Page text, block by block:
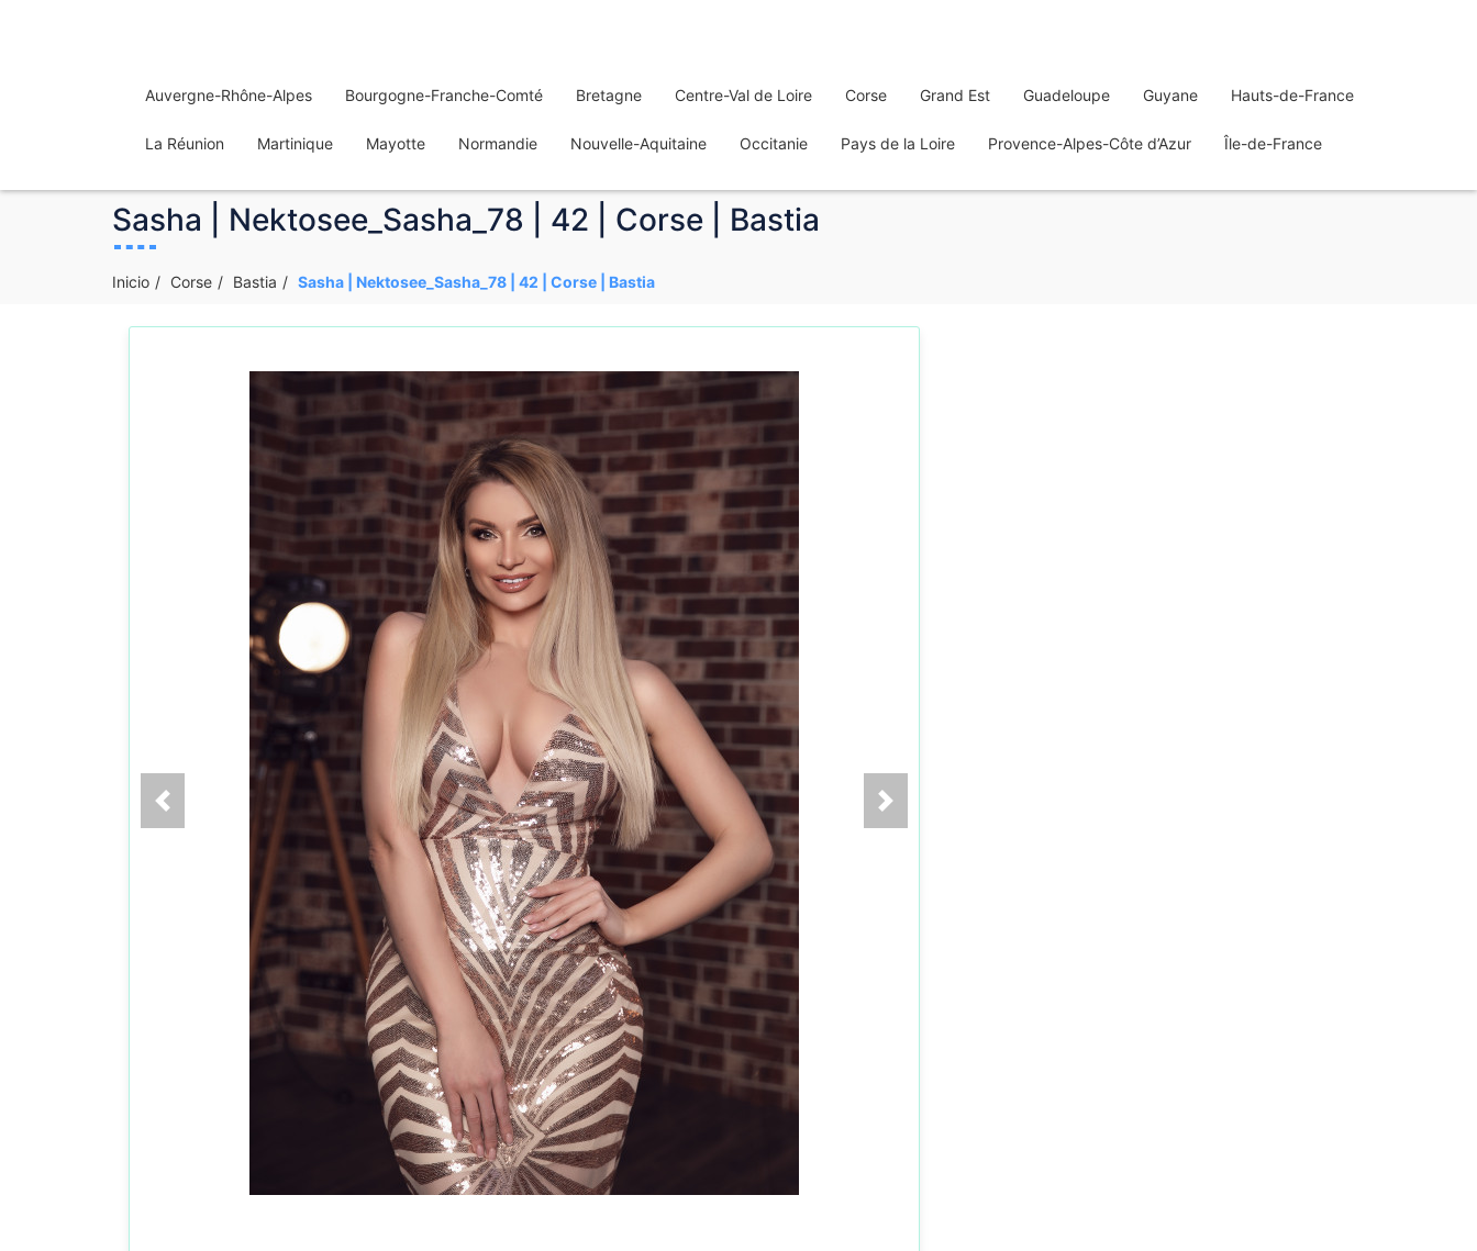
Auvergne-Rhône-Alpes Bourgogne-Franche-Comté Bretagne Centre-Val de Loire Corse Grand Est Guadeloupe Guyane Hauts-de-France
La Réunion Martinique Mayotte Normandie Nouvelle-Aquitaine Occitanie Pays de la Loire Provence-Alpes-Côte d’Azur Île-de-France
Sasha | Nektosee_Sasha_78 | 42 | Corse | Bastia
Inicio Corse Bastia Sasha | Nektosee_Sasha_78 | 42 | Corse | Bastia